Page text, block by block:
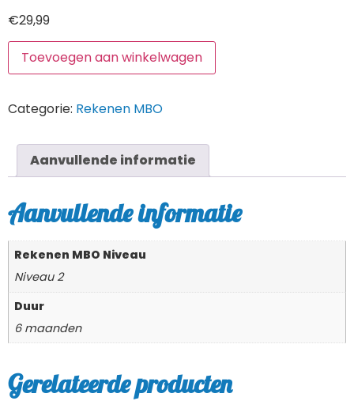
€29,99
Toevoegen aan winkelwagen
Categorie: Rekenen MBO
Aanvullende informatie
Aanvullende informatie
Rekenen MBO Niveau
Niveau 2
Duur
6 maanden
Gerelateerde producten